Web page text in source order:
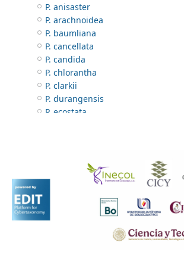
P. anisaster
P. arachnoidea
P. baumliana
P. cancellata
P. candida
P. chlorantha
P. clarkii
P. durangensis
P. ecostata
P. hirtiflora
P. macdougallii